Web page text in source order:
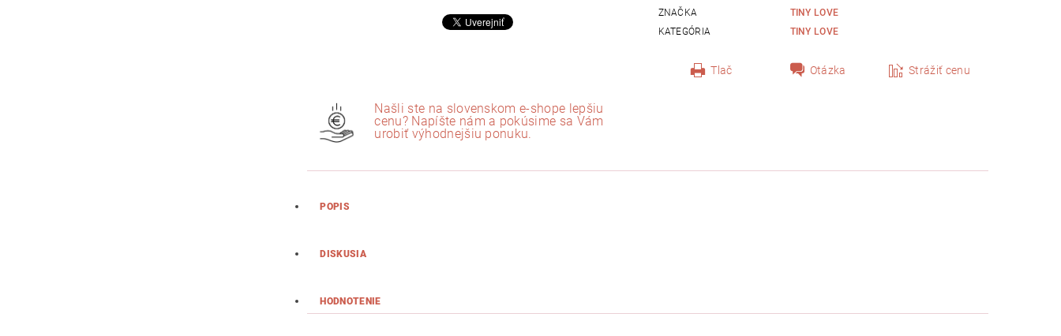
ZNAČKA
TINY LOVE
KATEGÓRIA
TINY LOVE
Tlač Otázka Strážiť cenu
Našli ste na slovenskom e-shope lepšiu
cenu? Napíšte nám a pokúsime sa Vám
urobiť výhodnejšiu ponuku.
POPIS
DISKUSIA
HODNOTENIE